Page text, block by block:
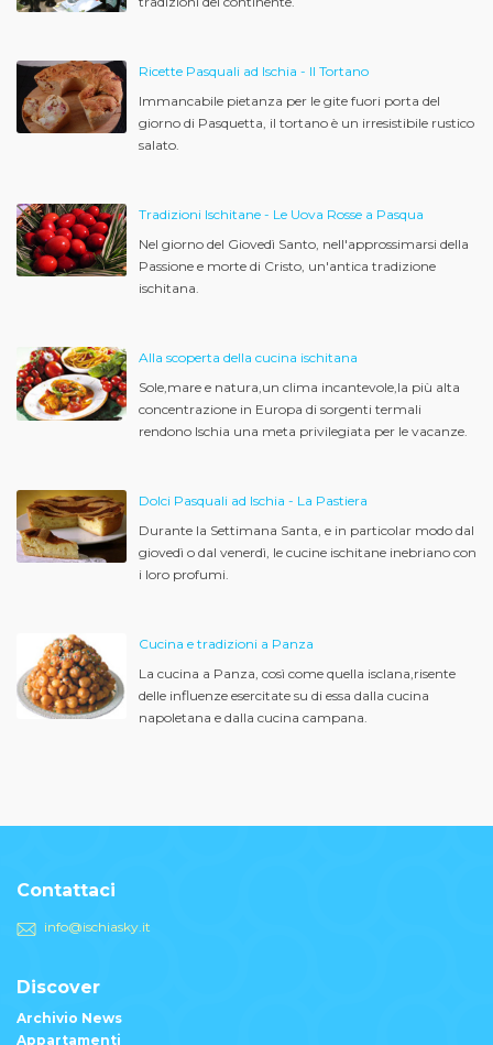
Ricette Pasquali ad Ischia - Il Tortano
Immancabile pietanza per le gite fuori porta del
giorno di Pasquetta, il tortano è un irresistibile rustico
salato.
Tradizioni Ischitane - Le Uova Rosse a Pasqua
Nel giorno del Giovedì Santo, nell'approssimarsi della
Passione e morte di Cristo, un'antica tradizione
ischitana.
Alla scoperta della cucina ischitana
Sole,mare e natura,un clima incantevole,la più alta
concentrazione in Europa di sorgenti termali
rendono Ischia una meta privilegiata per le vacanze.
Dolci Pasquali ad Ischia - La Pastiera
Durante la Settimana Santa, e in particolar modo dal
giovedì o dal venerdì, le cucine ischitane inebriano con
i loro profumi.
Cucina e tradizioni a Panza
La cucina a Panza, così come quella isclana,risente
delle influenze esercitate su di essa dalla cucina
napoletana e dalla cucina campana.
Contattaci
info@ischiasky.it
Discover
Archivio News
Appartamenti